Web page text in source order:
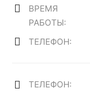
ВРЕМЯ
РАБОТЫ:
ТЕЛЕФОН:
ТЕЛЕФОН: